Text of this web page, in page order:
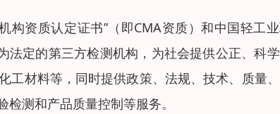
构资质认定证书”（即CMA资质）和中国轻工
法定的第三方检测机构，为社会提供公正、科
工材料等，同时提供政策、法规、技术、质量
测和产品质量控制等服务。